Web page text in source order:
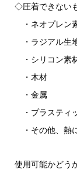
◇圧着できない
・ネオプレン
・ラジアル生
・シリコン素
・木材
・金属
・プラスティ
・その他、熱
使用可能かどう